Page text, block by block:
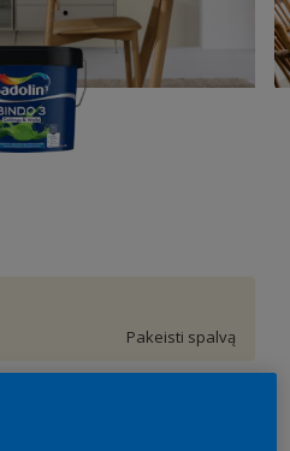
Pakeisti spalvą